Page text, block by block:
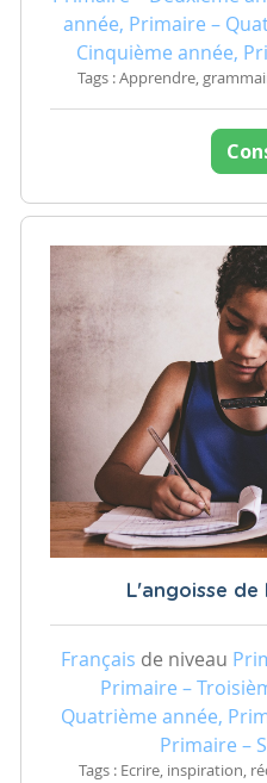
année, Primaire –
Cinquième année,
Tags : Apprendre,
L'angoisse de
Français de niveau
Primaire –
Quatrième année,
Primaire –
Tags : Ecrire, inspiration,